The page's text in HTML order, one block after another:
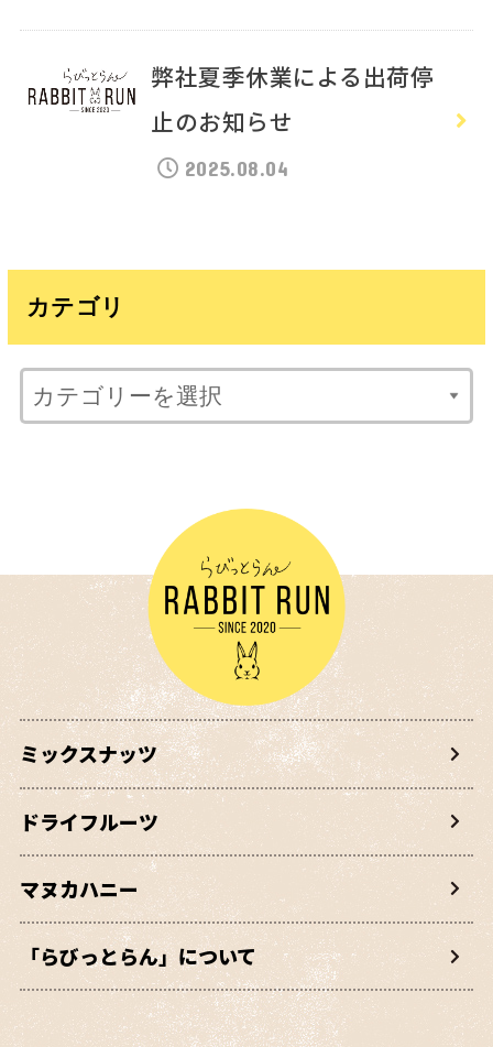
弊社夏季休業による出荷停
止のお知らせ
2025.08.04
カテゴリ
ミックスナッツ
ドライフルーツ
マヌカハニー
「らびっとらん」について